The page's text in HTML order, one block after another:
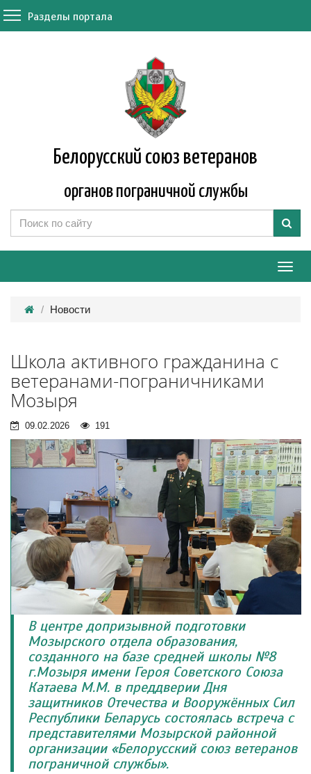
Разделы портала
Белорусский союз ветеранов
органов пограничной службы
Новости
Школа активного гражданина с
ветеранами-пограничниками
Мозыря
09.02.2026 191
В центре допризывной подготовки
Мозырского отдела образования,
созданного на базе средней школы №8
г.Мозыря имени Героя Советского Союза
Катаева М.М. в преддверии Дня
защитников Отечества и Вооружённых Сил
Республики Беларусь состоялась встреча с
представителями Мозырской районной
организации «Белорусский союз ветеранов
пограничной службы».